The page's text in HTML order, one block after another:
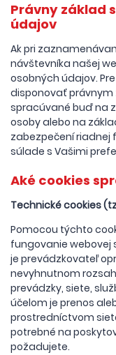
Právny základ
údajov
Ak pri
návštevníka našej
osobných údajov.
disponovať právnym
spracúvané buď na
osoby alebo na
zabezpečení riadnej
súlade s Vašimi
Aké cookies
Technické cookies
Pomocou týchto
fungovanie webovej
je prevádzkovateľ
nevyhnutnom
prevádzky, siete,
účelom je prenos
prostredníctvom
potrebné na
požadujete.